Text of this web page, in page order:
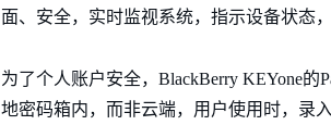
面、安全，实时监视系统，指示设备状态
为了个人账户安全，BlackBerry KEYone
地密码箱内，而非云端，用户使用时，录